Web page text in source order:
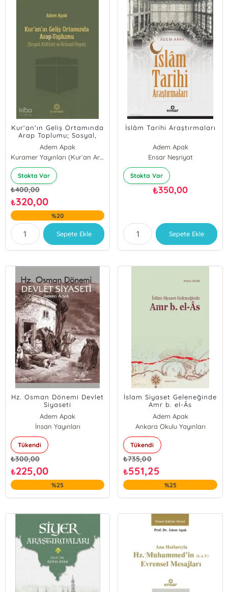
Kur'an'ın Geliş Ortamında
Arap Toplumu; Sosyal,
Kültürel ve İktisadi Hayat
Adem Apak
Kuramer Yayınları (Kur`an Araştırmaları Merkezi)
Stokta Var
₺400,00
₺320,00
%20
Sepete Ekle
İslâm Tarihi Araştırmaları
Adem Apak
Ensar Neşriyat
Stokta Var
₺350,00
Sepete Ekle
Hz. Osman Dönemi Devlet
Siyaseti
Adem Apak
İnsan Yayınları
Tükendi
₺300,00
₺225,00
%25
İslam Siyaset Geleneğinde
Amr b. el-Âs
Adem Apak
Ankara Okulu Yayınları
Tükendi
₺735,00
₺551,25
%25